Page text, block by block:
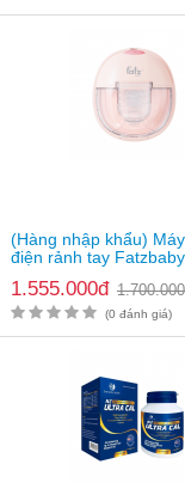
(Hàng nhập khẩu)
điện rảnh tay Fatzbaby
1.555.000đ
(0 đánh giá)